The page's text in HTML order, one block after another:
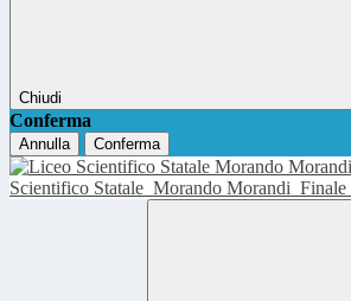
Chiudi
Conferma
Annulla Conferma
Scientifico Statale Morando Morandi Finale